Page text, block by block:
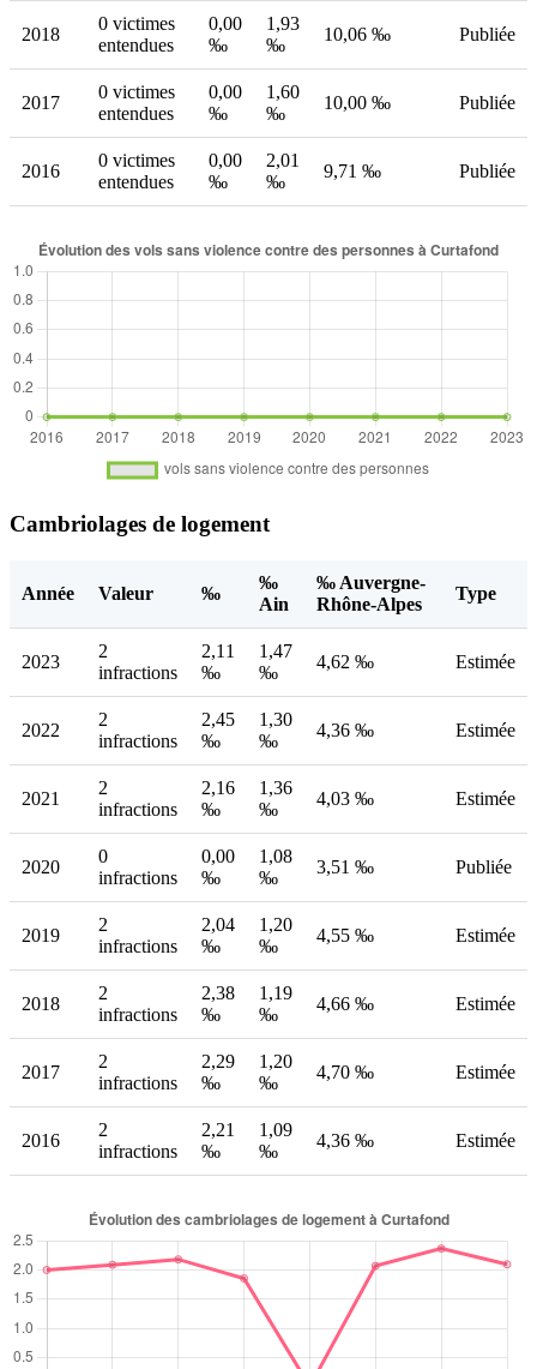
2018
0 victimes
entendues
0,00
‰
1,93
‰
10,06 ‰ Publiée
2017
0 victimes
entendues
0,00
‰
1,60
‰
10,00 ‰ Publiée
2016
0 victimes
entendues
0,00
‰
2,01
‰
9,71 ‰ Publiée
Cambriolages de logement
Année Valeur ‰
‰
Ain
‰ Auvergne-
Rhône-Alpes
Type
2023
2
infractions
2,11
‰
1,47
‰
4,62 ‰ Estimée
2022
2
infractions
2,45
‰
1,30
‰
4,36 ‰ Estimée
2021
2
infractions
2,16
‰
1,36
‰
4,03 ‰ Estimée
2020
0
infractions
0,00
‰
1,08
‰
3,51 ‰ Publiée
2019
2
infractions
2,04
‰
1,20
‰
4,55 ‰ Estimée
2018
2
infractions
2,38
‰
1,19
‰
4,66 ‰ Estimée
2017
2
infractions
2,29
‰
1,20
‰
4,70 ‰ Estimée
2016
2
infractions
2,21
‰
1,09
‰
4,36 ‰ Estimée